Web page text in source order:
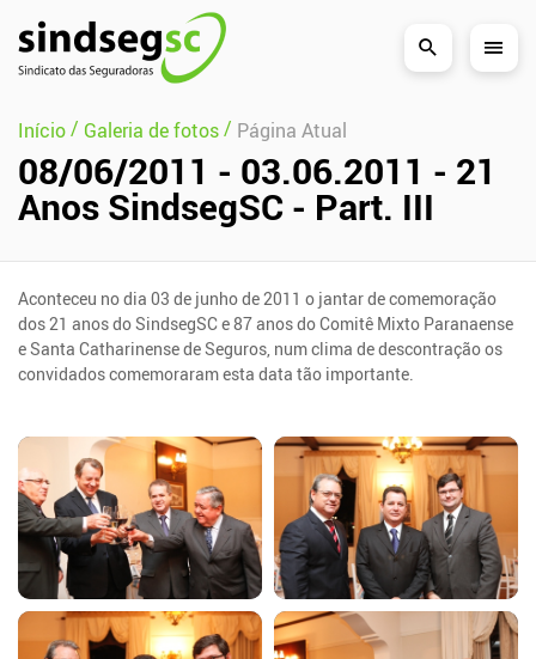
Pular Navegação (s)
Início/ Galeria de fotos/ Página Atual
08/06/2011 - 03.06.2011 - 21
Anos SindsegSC - Part. III
Aconteceu no dia 03 de junho de 2011 o jantar de comemoração
dos 21 anos do SindsegSC e 87 anos do Comitê Mixto Paranaense
e Santa Catharinense de Seguros, num clima de descontração os
convidados comemoraram esta data tão importante.